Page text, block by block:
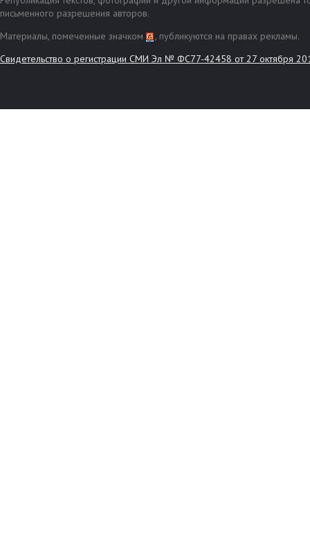
письменного разрешения авторов.
Материалы, помеченные значком
, публикуются на правах рекламы.
Свидетельство о регистрации СМИ Эл № ФС77-42458 от 27 октября